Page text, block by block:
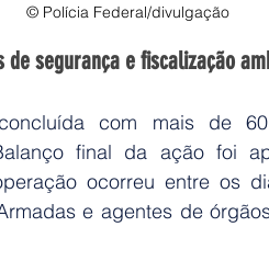
© Polícia Federal/divulgação
segurança e fiscalização
com mais de
final da ação foi
ocorreu entre os
e agentes de